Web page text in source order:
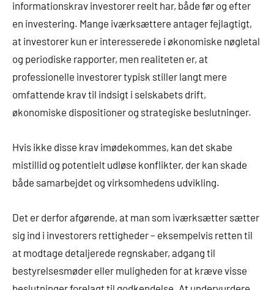
informationskrav investorer reelt har, både før og efter
en investering. Mange iværksættere antager fejlagtigt,
at investorer kun er interesserede i økonomiske nøgletal
og periodiske rapporter, men realiteten er, at
professionelle investorer typisk stiller langt mere
omfattende krav til indsigt i selskabets drift,
økonomiske dispositioner og strategiske beslutninger.
Hvis ikke disse krav imødekommes, kan det skabe
mistillid og potentielt udløse konflikter, der kan skade
både samarbejdet og virksomhedens udvikling.
Det er derfor afgørende, at man som iværksætter sætter
sig ind i investorers rettigheder – eksempelvis retten til
at modtage detaljerede regnskaber, adgang til
bestyrelsesmøder eller muligheden for at kræve visse